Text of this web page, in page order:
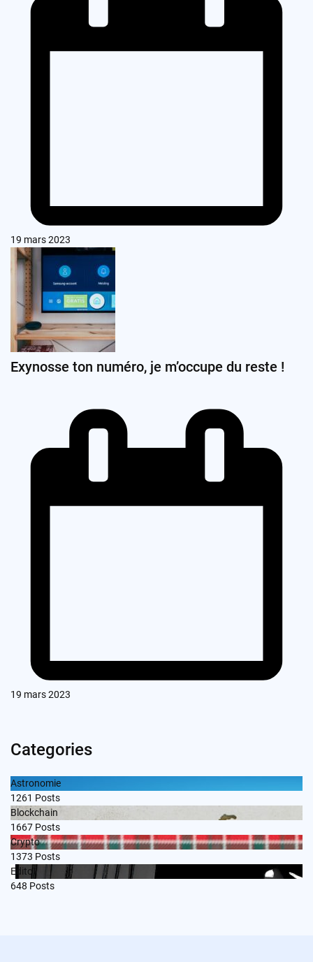
19 mars 2023
Exynosse ton numéro, je m’occupe du reste !
19 mars 2023
Categories
Astronomie
1261 Posts
Blockchain
1667 Posts
Crypto
1373 Posts
Edito
648 Posts